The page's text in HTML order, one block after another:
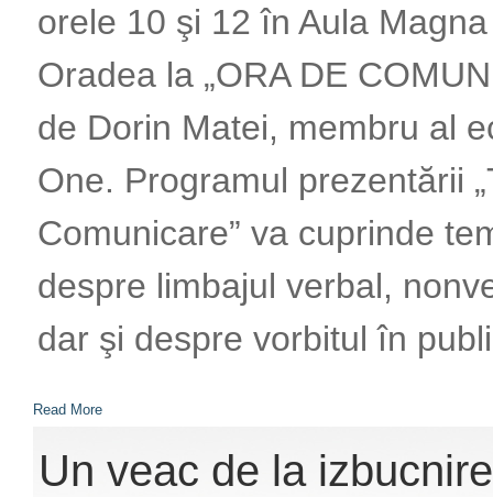
orele 10 şi 12 în Aula
Oradea la „ORA DE
de Dorin Matei, membru al
One. Programul prezentării
Comunicare” va cuprinde
despre limbajul verbal,
dar şi despre vorbitul în
Read More
Un veac de la